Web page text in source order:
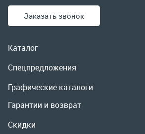
Гарантии и возврат